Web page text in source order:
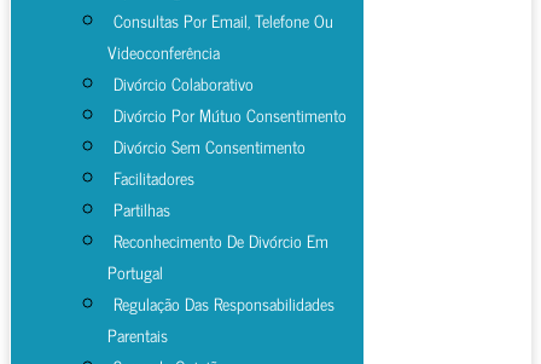
Consultas Por Email, Telefone Ou
Videoconferência
Divórcio Colaborativo
Divórcio Por Mútuo Consentimento
Divórcio Sem Consentimento
Facilitadores
Partilhas
Reconhecimento De Divórcio Em
Portugal
Regulação Das Responsabilidades
Parentais